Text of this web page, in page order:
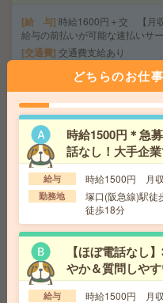
給 与 時給1600円＋交 【月
給与の前払いが可能な速払いサ
交通費 交通費支給あり
大阪府大阪市中央区
斎橋駅徒歩7分、大阪メトロ御
【高時給1730円】未経験
ャット返信対応など[派遣]
給 与 時給1730円＋交 ■給与
払いサービスあり
交通費 交通費支給あり
勤務地 大阪府大阪市北区 大
田駅徒歩4分、大阪環状線 大阪
平日休み！日勤のお仕事
どちらのお仕
時給1500円＊急
話なし！大手企
給与 時給1500円 月
勤務地
塚口(阪急線)駅徒
徒歩18分
【ほぼ電話なし
やか＆質問しや
給与 時給1500円 月